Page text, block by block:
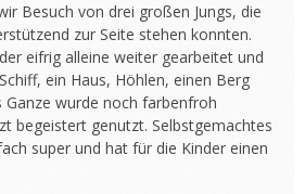
Besuch von drei großen Jungs, die
zur Seite stehen konnten.
eifrig alleine weiter gearbeitet und
ein Haus, Höhlen, einen Berg
Ganze wurde noch farbenfroh
begeistert genutzt. Selbstgemachtes
super und hat für die Kinder einen